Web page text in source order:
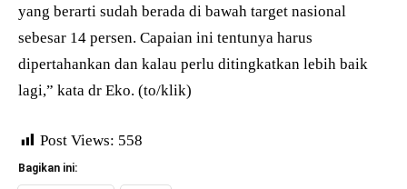
yang berarti sudah berada di bawah target nasional
sebesar 14 persen. Capaian ini tentunya harus
dipertahankan dan kalau perlu ditingkatkan lebih baik
lagi,” kata dr Eko. (to/klik)
Post Views: 558
Bagikan ini: